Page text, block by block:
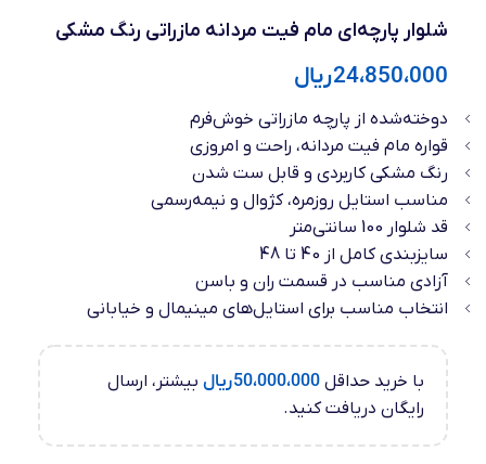
شلوار پارچه‌ای مام فیت مردانه مازراتی رنگ مشکی
24،850،000ریال
دوخته‌شده از پارچه مازراتی خوش‌فرم
قواره مام فیت مردانه، راحت و امروزی
رنگ مشکی کاربردی و قابل ست شدن
مناسب استایل روزمره، کژوال و نیمه‌رسمی
قد شلوار 100 سانتی‌متر
سایزبندی کامل از 40 تا 48
آزادی مناسب در قسمت ران و باسن
انتخاب مناسب برای استایل‌های مینیمال و خیابانی
با خرید حداقل 50،000،000ریال بیشتر، ارسال
رایگان دریافت کنید.